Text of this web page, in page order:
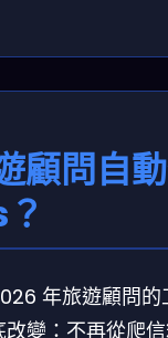
顧問自
年旅遊顧問的
變：不再從爬